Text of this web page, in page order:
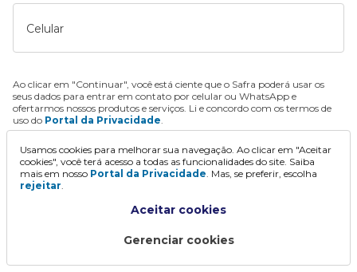
Celular
Ao clicar em "Continuar", você está ciente que o Safra poderá usar os
seus dados para entrar em contato por celular ou WhatsApp e
ofertarmos nossos produtos e serviços. Li e concordo com os termos de
uso do Portal da Privacidade.
Continuar
Usamos cookies para melhorar sua navegação. Ao clicar em "Aceitar
cookies", você terá acesso a todas as funcionalidades do site. Saiba
mais em nosso Portal da Privacidade. Mas, se preferir, escolha
rejeitar.
Aceitar cookies
Gerenciar cookies